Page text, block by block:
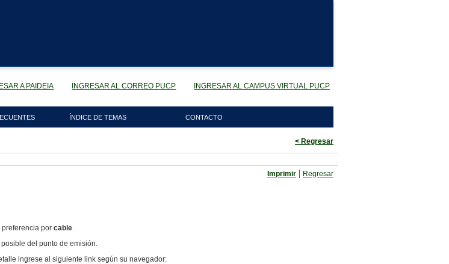
A PAIDEIA INGRESAR AL CORREO PUCP INGRESAR AL CAMPUS VIRTUAL PUCP
ÍNDICE DE TEMAS CONTACTO
< Regresar
Imprimir | Regresar
preferencia por cable.
del punto de emisión.
ingrese al siguiente link según su navegador: